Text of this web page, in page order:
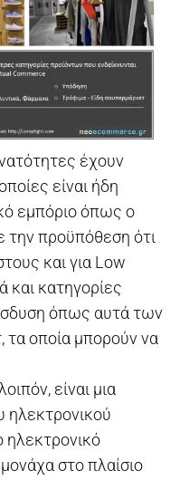
έχουν
είναι ήδη
εμπόριο όπως ο
την προϋπόθεση ότι
και για Low
και κατηγορίες
όπως αυτά των
οποία μπορούν να
είναι μια
ηλεκτρονικού
στο πλαίσιο